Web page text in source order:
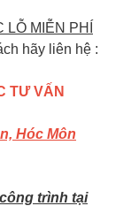
MIỄN PHÍ
hãy liên hệ :
TƯ VẤN
Hóc Môn
trình tại